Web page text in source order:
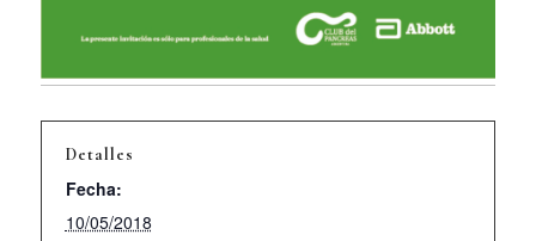
Detalles
Fecha:
10/05/2018